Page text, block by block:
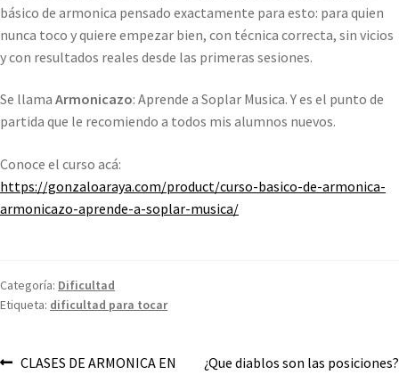
básico de armonica pensado exactamente para esto: para quien
nunca toco y quiere empezar bien, con técnica correcta, sin vicios
y con resultados reales desde las primeras sesiones.
Se llama Armonicazo: Aprende a Soplar Musica. Y es el punto de
partida que le recomiendo a todos mis alumnos nuevos.
Conoce el curso acá:
https://gonzaloaraya.com/product/curso-basico-de-armonica-
armonicazo-aprende-a-soplar-musica/
Categoría: Dificultad
Etiqueta: dificultad para tocar
CLASES DE ARMONICA EN
¿Que diablos son las posiciones?